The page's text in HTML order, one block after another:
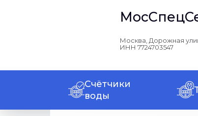
Москва, Дорожная
ИНН 7724703547
Счётчики
воды